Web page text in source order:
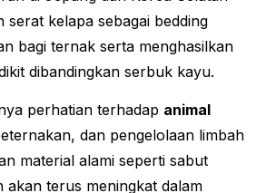
serat kelapa sebagai bedding
bagi ternak serta menghasilkan
dibandingkan serbuk kayu.
perhatian terhadap animal
dan pengelolaan limbah
material alami seperti sabut
akan terus meningkat dalam